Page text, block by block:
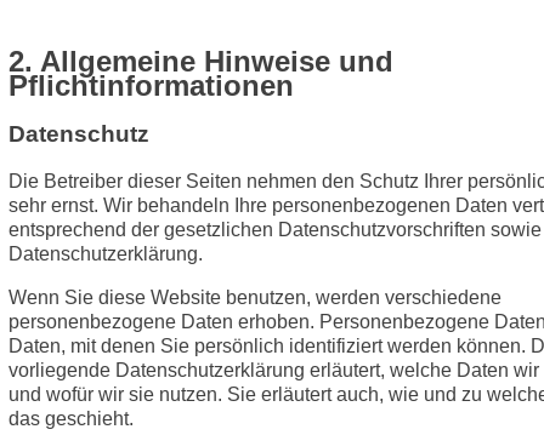
2. Allgemeine Hinweise und
Pflichtinformationen
Datenschutz
Die Betreiber dieser Seiten nehmen den Schutz Ihrer
sehr ernst. Wir behandeln Ihre personenbezogenen Daten
entsprechend der gesetzlichen Datenschutzvorschriften
Datenschutzerklärung.
Wenn Sie diese Website benutzen, werden verschiedene
personenbezogene Daten erhoben. Personenbezogene
Daten, mit denen Sie persönlich identifiziert werden können.
vorliegende Datenschutzerklärung erläutert, welche Daten
und wofür wir sie nutzen. Sie erläutert auch, wie und zu
das geschieht.